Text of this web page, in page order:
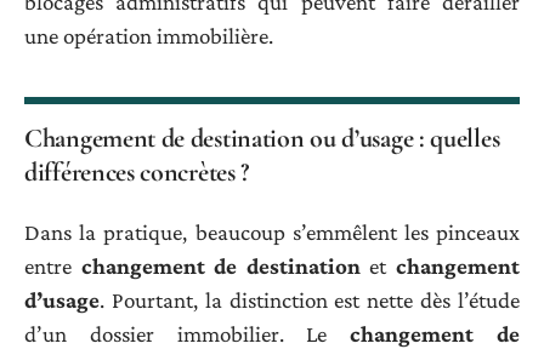
une opération immobilière.
Changement de destination ou d’usage : quelles
différences concrètes ?
Dans la pratique, beaucoup s’emmêlent les pinceaux
entre changement de destinationetchangement
d’usage. Pourtant, la distinction est nette dès l’étude
d’un dossier immobilier. Lechangement de